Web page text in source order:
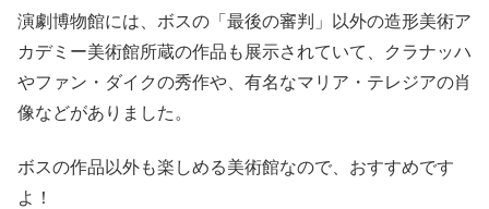
演劇博物館には、ボスの「最後の審判」以外の造形美術ア
カデミー美術館所蔵の作品も展示されていて、クラナッハ
やファン・ダイクの秀作や、有名なマリア・テレジアの肖
像などがありました。
ボスの作品以外も楽しめる美術館なので、おすすめです
よ！